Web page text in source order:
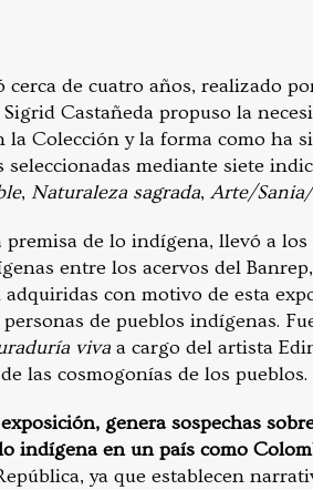
de cuatro años, realizado
Castañeda propuso la
Colección y la forma como ha
mediante siete
, Naturaleza sagrada, Arte/
de lo indígena, llevó a
entre los acervos del
con motivo de esta
de pueblos indígenas.
viva a cargo del artista
las cosmogonías de los pueblos.
genera sospechas
indígena en un país como
ya que establecen